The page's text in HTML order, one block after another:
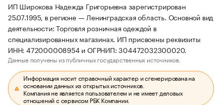
ИП Широкова Надежда Григорьевна зарегистрирован
25.07.1995, в регионе — Ленинградская область. Основной вид
деятельности: Торговля розничная одеждой в
специализированных магазинах. ИП присвоены реквизиты
ИНН: 472000008954 и ОГРНИП: 304472032300020.
Данные получены из публичных государственных источников.
Информация носит справочный характер и сгенерирована на
основании данных из открытых источников.
Компания не является пользователем и не имеет деловых
отношений с сервисом РБК Компании.